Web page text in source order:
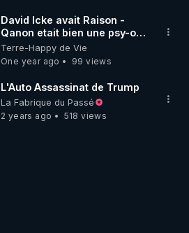
David Icke avait Raison -
Qanon etait bien une psy-op
- Video Censuree Youtube
VF
Terre-Happy de Vie
One year ago
99 views
L'Auto Assassinat de Trump
La Fabrique du Passé
2 years ago
518 views